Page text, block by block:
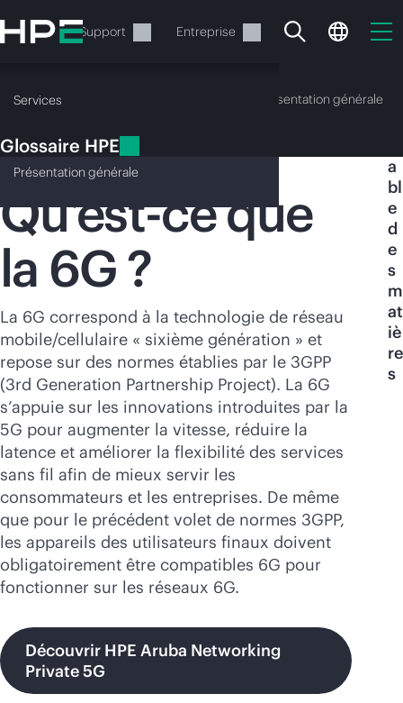
au
contenu
Services Support Entreprise
Services
Votre panier est
actuellement vide
Rendez-vous dans la boutique HPE pour
découvrir, configurer et commander.
Acheter maintenant
Glossaire HPE Présentation générale
Présentation générale
Glossaire HPE
6G
Qu’est-ce que
la 6G ?
La 6G correspond à la technologie de réseau
mobile/cellulaire « sixième génération » et
repose sur des normes établies par le 3GPP
(3rd Generation Partnership Project). La 6G
s’appuie sur les innovations introduites par la
5G pour augmenter la vitesse, réduire la
latence et améliorer la flexibilité des services
sans fil afin de mieux servir les
consommateurs et les entreprises. De même
que pour le précédent volet de normes 3GPP,
les appareils des utilisateurs finaux doivent
obligatoirement être compatibles 6G pour
fonctionner sur les réseaux 6G.
Découvrir HPE Aruba Networking
Private 5G
a
bl
e
d
e
s
m
at
iè
re
s